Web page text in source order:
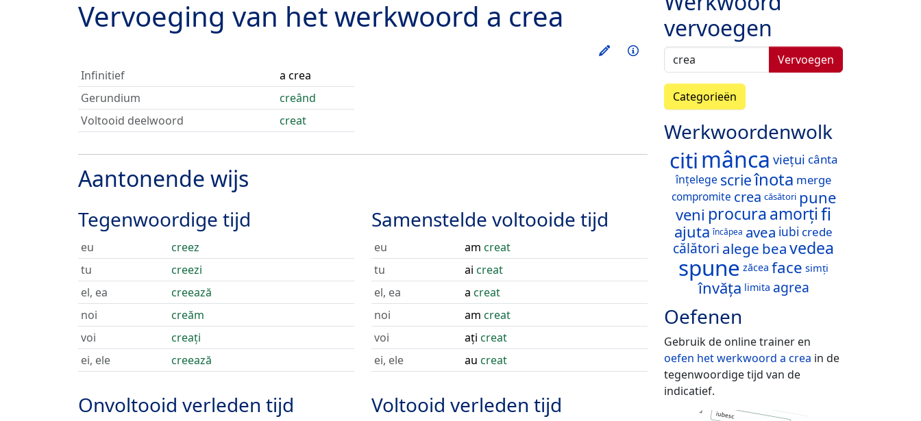
Vervoeging van het werkwoord a crea
Oefen dit werkwoord
Info
Infinitief
a crea
Gerundium
creând
Voltooid deelwoord
creat
Aantonende wijs
Tegenwoordige tijd
eu
creez
tu
creezi
el, ea
creează
noi
creăm
voi
creați
ei, ele
creează
Onvoltooid verleden tijd
Samenstelde voltooide tijd
eu am creat
tu
ai creat
el, ea
a creat
noi
am creat
voi
ați creat
ei, ele
au creat
Voltooid verleden tijd
vervoegen
Vervoegen
Categorieën
Werkwoordenwolk
citimânca viețui cânta
înțelege scrieînota merge
compromite crea căsători pune
veni procuraamorțifi
ajuta încăpea avea iubi crede
călători alege beavedea
spune zăcea face simți
învăța limita agrea
Oefenen
Gebruik de online trainer en
oefen het werkwoord a crea in de
tegenwoordige tijd van de
indicatief.